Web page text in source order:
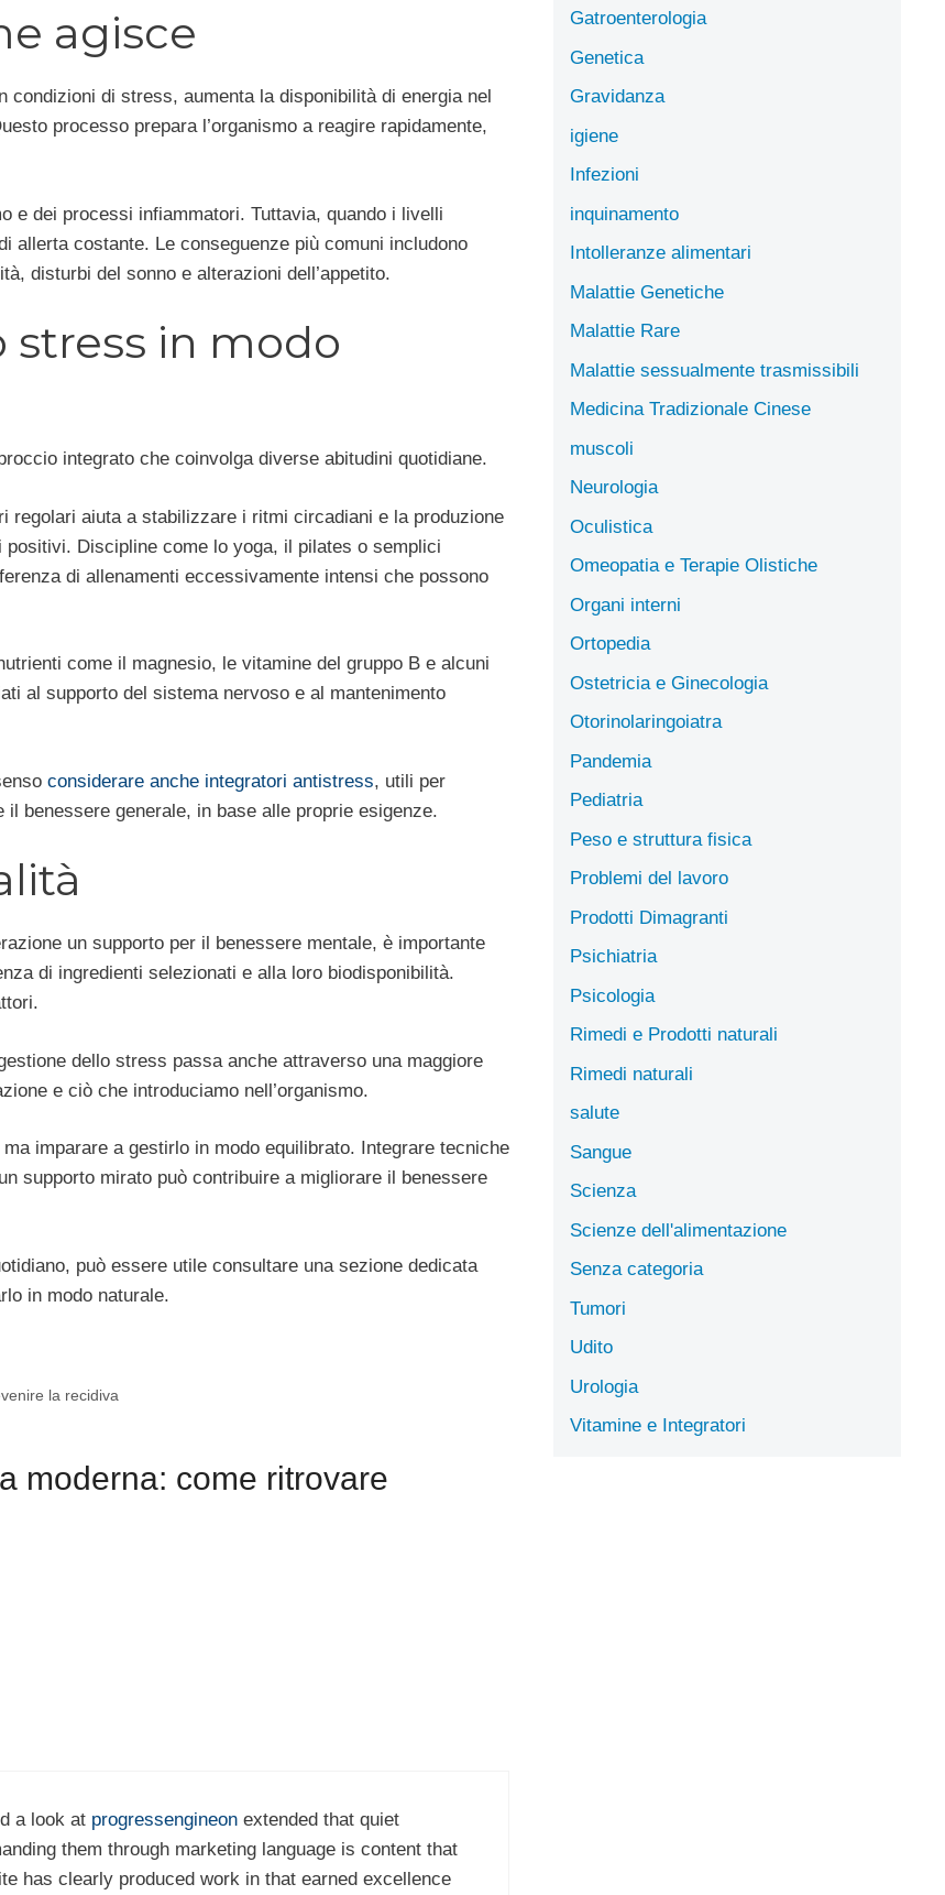
agisce
condizioni di stress, aumenta la disponibilità di energia nel
processo prepara l’organismo a reagire rapidamente,
e dei processi infiammatori. Tuttavia, quando i livelli
allerta costante. Le conseguenze più comuni includono
disturbi del sonno e alterazioni dell’appetito.
in modo
integrato che coinvolga diverse abitudini quotidiane.
regolari aiuta a stabilizzare i ritmi circadiani e la produzione
Discipline come lo yoga, il pilates o semplici
di allenamenti eccessivamente intensi che possono
come il magnesio, le vitamine del gruppo B e alcuni
al supporto del sistema nervoso e al mantenimento
considerare anche integratori antistress, utili per
benessere generale, in base alle proprie esigenze.
un supporto per il benessere mentale, è importante
di ingredienti selezionati e alla loro biodisponibilità.
dello stress passa anche attraverso una maggiore
e ciò che introduciamo nell’organismo.
imparare a gestirlo in modo equilibrato. Integrare tecniche
supporto mirato può contribuire a migliorare il benessere
può essere utile consultare una sezione dedicata
in modo naturale.
la recidiva
moderna: come ritrovare
a look at progressengineon extended that quiet
them through marketing language is content that
has clearly produced work in that earned excellence
Gatroenterologia
Genetica
Gravidanza
igiene
Infezioni
inquinamento
Intolleranze alimentari
Malattie Genetiche
Malattie Rare
Malattie sessualmente trasmissibili
Medicina Tradizionale Cinese
muscoli
Neurologia
Oculistica
Omeopatia e Terapie Olistiche
Organi interni
Ortopedia
Ostetricia e Ginecologia
Otorinolaringoiatra
Pandemia
Pediatria
Peso e struttura fisica
Problemi del lavoro
Prodotti Dimagranti
Psichiatria
Psicologia
Rimedi e Prodotti naturali
Rimedi naturali
salute
Sangue
Scienza
Scienze dell'alimentazione
Senza categoria
Tumori
Udito
Urologia
Vitamine e Integratori